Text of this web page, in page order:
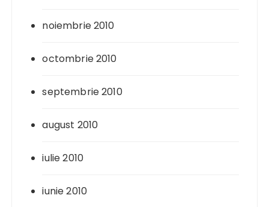
noiembrie 2010
octombrie 2010
septembrie 2010
august 2010
iulie 2010
iunie 2010